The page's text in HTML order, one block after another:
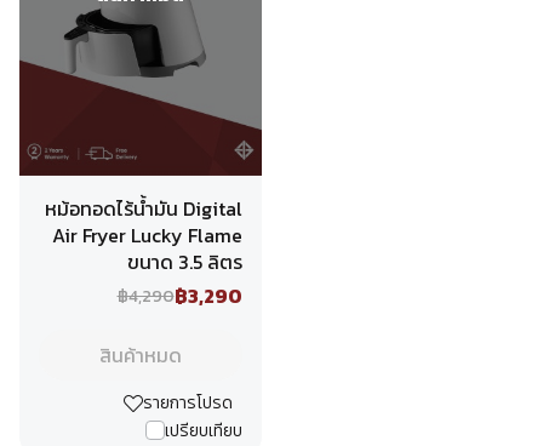
หม้อทอดไร้น้ำมัน Digital
Air Fryer Lucky Flame
ขนาด 3.5 ลิตร
฿4,290฿3,290
สินค้าหมด
รายการโปรด
เปรียบเทียบ